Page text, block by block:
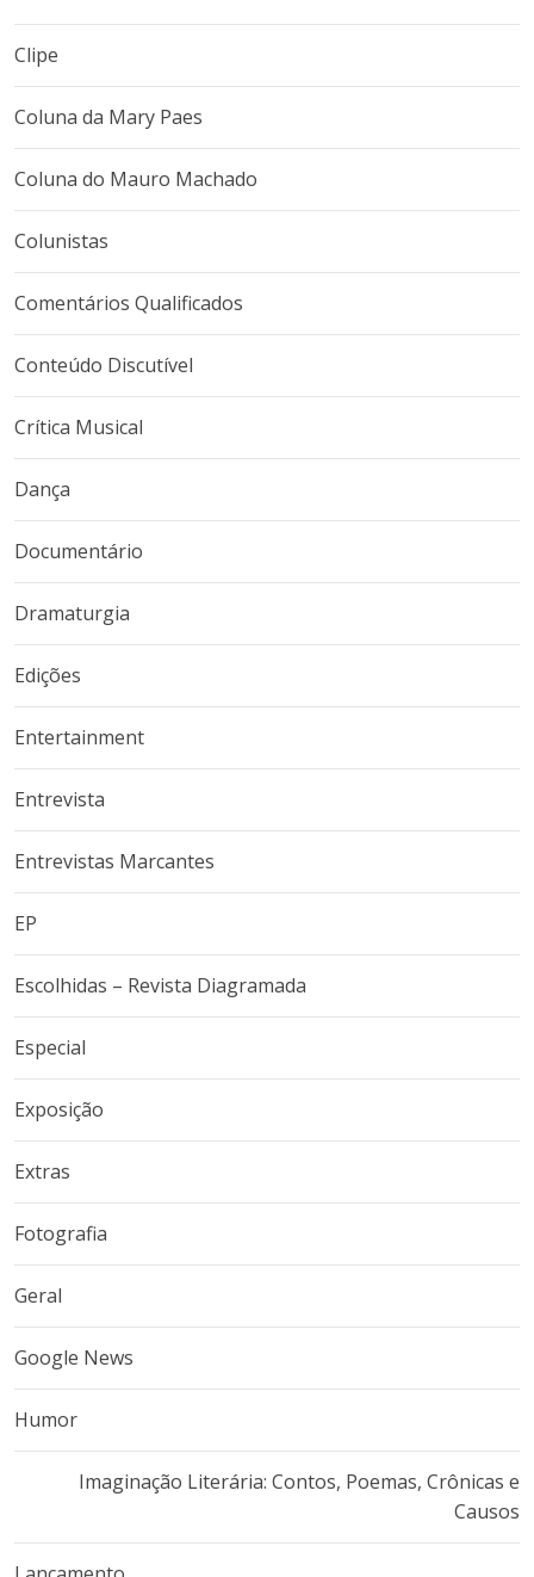
Clipe
Coluna da Mary Paes
Coluna do Mauro Machado
Colunistas
Comentários Qualificados
Conteúdo Discutível
Crítica Musical
Dança
Documentário
Dramaturgia
Edições
Entertainment
Entrevista
Entrevistas Marcantes
EP
Escolhidas – Revista Diagramada
Especial
Exposição
Extras
Fotografia
Geral
Google News
Humor
Imaginação Literária: Contos, Poemas, Crônicas e
Causos